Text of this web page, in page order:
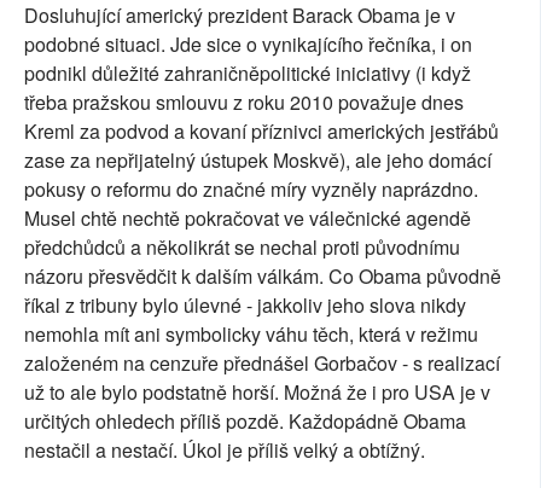
Dosluhující americký prezident Barack Obama je v
podobné situaci. Jde sice o vynikajícího řečníka, i on
podnikl důležité zahraničněpolitické iniciativy (i když
třeba pražskou smlouvu z roku 2010 považuje dnes
Kreml za podvod a kovaní příznivci amerických jestřábů
zase za nepřijatelný ústupek Moskvě), ale jeho domácí
pokusy o reformu do značné míry vyzněly naprázdno.
Musel chtě nechtě pokračovat ve válečnické agendě
předchůdců a několikrát se nechal proti původnímu
názoru přesvědčit k dalším válkám. Co Obama původně
říkal z tribuny bylo úlevné - jakkoliv jeho slova nikdy
nemohla mít ani symbolicky váhu těch, která v režimu
založeném na cenzuře přednášel Gorbačov - s realizací
už to ale bylo podstatně horší. Možná že i pro USA je v
určitých ohledech příliš pozdě. Každopádně Obama
nestačil a nestačí. Úkol je příliš velký a obtížný.